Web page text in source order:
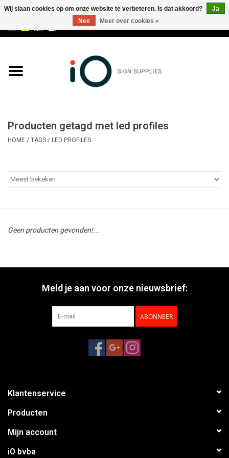
Merken
Producten getagd met led profiles
HOME / TAGS / LED PROFILES
Geen producten gevonden!...
Meld je aan voor onze nieuwsbrief:
ABONNEER
Klantenservice
Producten
Mijn account
iO bvba
Wij slaan cookies op om onze website te verbeteren. Is dat akkoord?
Ja
Nee
Meer over cookies »